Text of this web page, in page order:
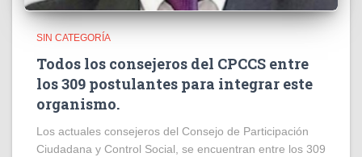
SIN CATEGORÍA
Todos los consejeros del CPCCS entre
los 309 postulantes para integrar este
organismo.
Los actuales consejeros del Consejo de Participación
Ciudadana y Control Social, se encuentran entre los 309